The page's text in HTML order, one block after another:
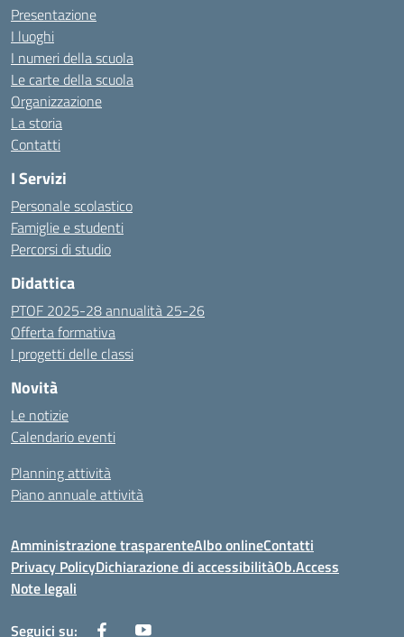
Presentazione
I luoghi
I numeri della scuola
Le carte della scuola
Organizzazione
La storia
Contatti
I Servizi
Personale scolastico
Famiglie e studenti
Percorsi di studio
Didattica
PTOF 2025-28 annualità 25-26
Offerta formativa
I progetti delle classi
Novità
Le notizie
Calendario eventi
Planning attività
Piano annuale attività
Amministrazione trasparenteAlbo onlineContatti
Privacy PolicyDichiarazione di accessibilitàOb.Access
Note legali
Seguici su: